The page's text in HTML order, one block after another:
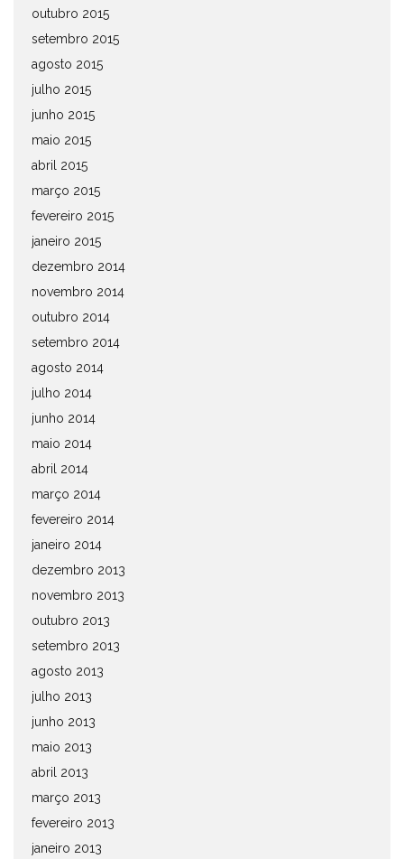
outubro 2015
setembro 2015
agosto 2015
julho 2015
junho 2015
maio 2015
abril 2015
março 2015
fevereiro 2015
janeiro 2015
dezembro 2014
novembro 2014
outubro 2014
setembro 2014
agosto 2014
julho 2014
junho 2014
maio 2014
abril 2014
março 2014
fevereiro 2014
janeiro 2014
dezembro 2013
novembro 2013
outubro 2013
setembro 2013
agosto 2013
julho 2013
junho 2013
maio 2013
abril 2013
março 2013
fevereiro 2013
janeiro 2013